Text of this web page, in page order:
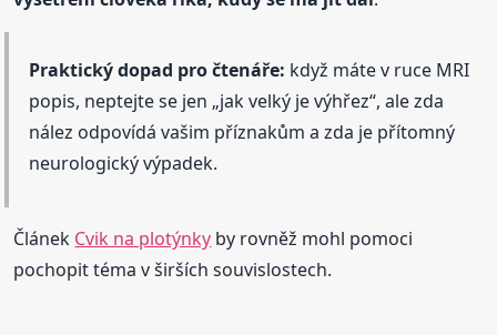
Praktický dopad pro čtenáře: když máte v ruce MRI
popis, neptejte se jen „jak velký je výhřez“, ale zda
nález odpovídá vašim příznakům a zda je přítomný
neurologický výpadek.
Článek Cvik na plotýnky by rovněž mohl pomoci
pochopit téma v širších souvislostech.